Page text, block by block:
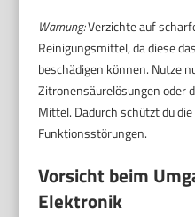
Warnung:Verzichte auf
Reinigungsmittel, da diese
beschädigen können. Nutze
Zitronensäurelösungen oder
Mittel. Dadurch schützt du
Funktionsstörungen.
Vorsicht beim
Elektronik